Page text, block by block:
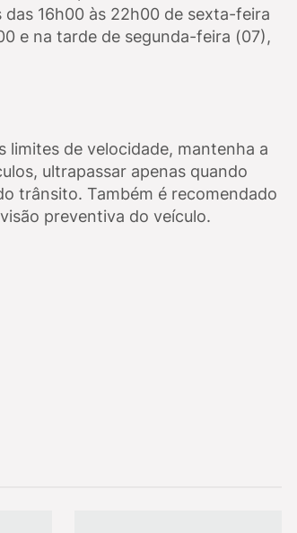
16h00 às 22h00 de sexta-feira
e na tarde de segunda-feira (07),
limites de velocidade, mantenha a
ultrapassar apenas quando
trânsito. Também é recomendado
preventiva do veículo.